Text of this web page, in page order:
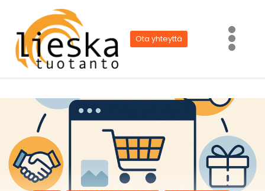
sisältöön
Ota yhteyttä